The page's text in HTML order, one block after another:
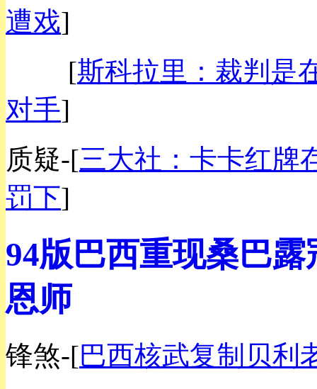
遭戏]
[斯科拉里：裁判是
对手]
质疑-[三大社：卡卡红牌
罚下]
94版巴西重现桑巴
恩师
锋煞-[巴西核武复制贝利